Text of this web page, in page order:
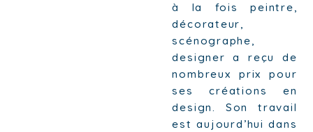
à la fois peintre,
décorateur,
scénographe,
designer a reçu de
nombreux prix pour
ses créations en
design. Son travail
est aujourd’hui dans